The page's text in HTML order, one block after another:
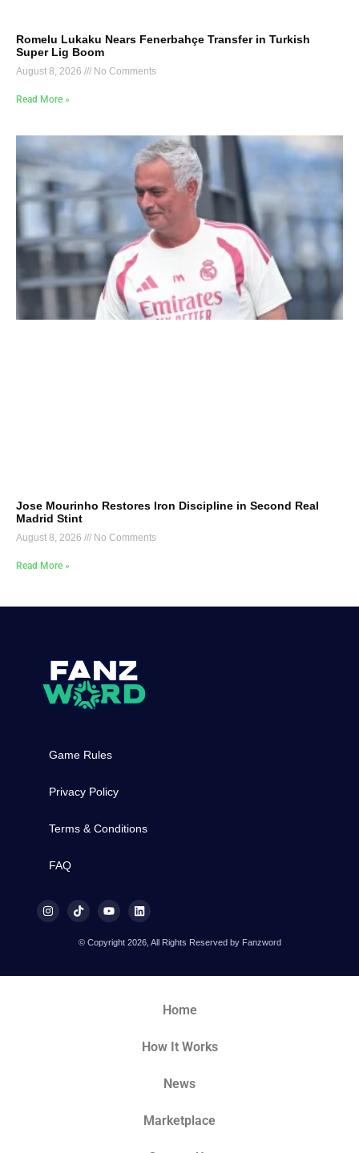
Romelu Lukaku Nears Fenerbahçe Transfer in Turkish
Super Lig Boom
August 8, 2026 No Comments
Read More »
Jose Mourinho Restores Iron Discipline in Second Real
Madrid Stint
August 8, 2026 No Comments
Read More »
Game Rules
Privacy Policy
Terms & Conditions
FAQ
© Copyright 2026, All Rights Reserved by Fanzword
Home
How It Works
News
Marketplace